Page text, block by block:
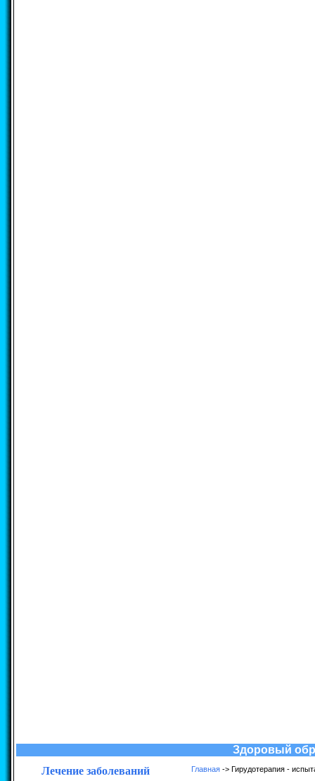
Здоровый
Лечение заболеваний
Главная-> Гирудотерапия -